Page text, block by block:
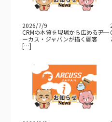
2026/7/9
CRMの本質を現場から広める――ア
ーカス・ジャパンが描く顧客
[…]